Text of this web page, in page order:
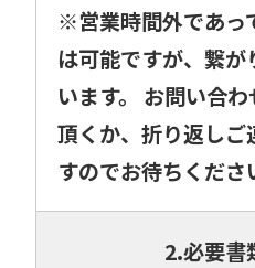
※営業時間外であっ
は可能ですが、繋
います。 お問い合
頂くか、折り返しご
すのでお待ちくださ
2.必要書